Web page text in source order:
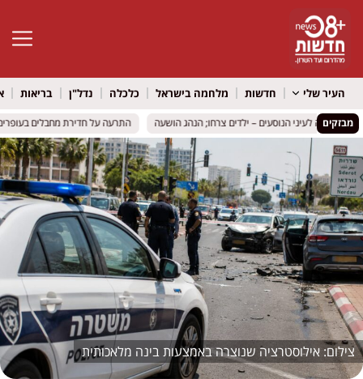
פתח
העיר שלי חדשות מלחמה בישראל כלכלה נדל"ן בריאות
מבזקים התרעה על חדירת מחבלים בעופרים:
התרעה על חדירת מחבלים בעופרים:
אילוסטרציה שנוצרה באמצעות בינה מלאכותית